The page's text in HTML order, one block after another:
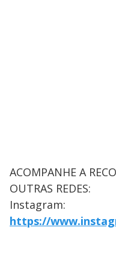
ACOMPANHE A
OUTRAS REDES:
Instagram:
https://